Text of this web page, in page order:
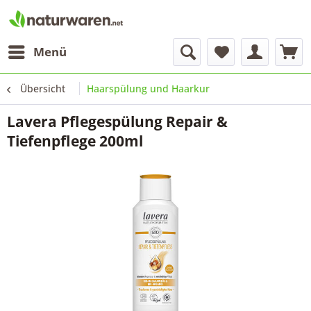
Menü
Übersicht Haarspülung und Haarkur
Lavera Pflegespülung Repair &
Tiefenpflege 200ml